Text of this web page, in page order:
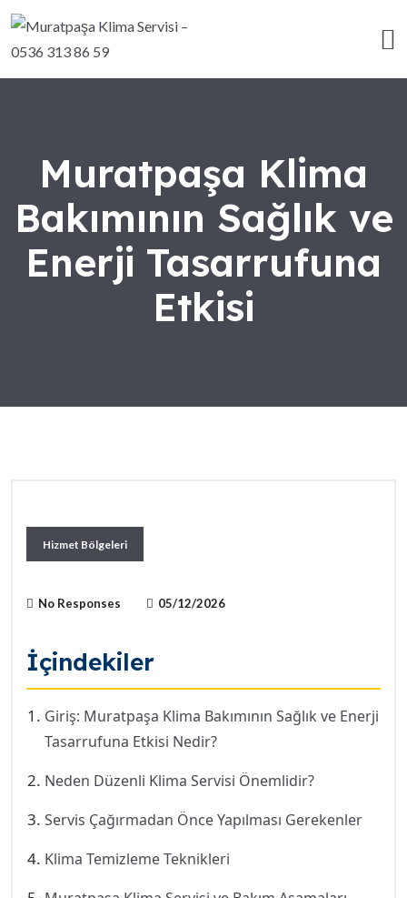
Muratpaşa Klima
Bakımının Sağlık ve
Enerji Tasarrufuna
Etkisi
Hizmet Bölgeleri
No Responses 05/12/2026
İçindekiler
Giriş: Muratpaşa Klima Bakımının Sağlık ve Enerji
Tasarrufuna Etkisi Nedir?
Neden Düzenli Klima Servisi Önemlidir?
Servis Çağırmadan Önce Yapılması Gerekenler
Klima Temizleme Teknikleri